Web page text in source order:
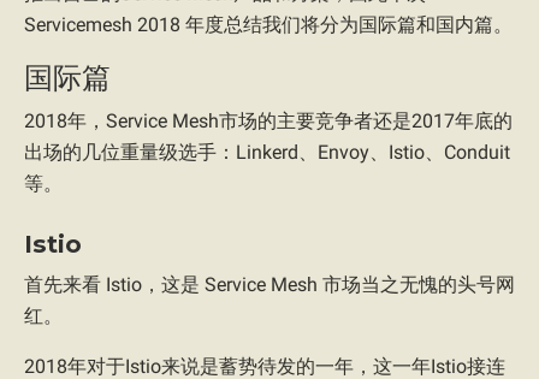
Servicemesh 2018 年度总结我们将分为国际篇和国内篇。
国际篇
2018年，Service Mesh市场的主要竞争者还是2017年底的
出场的几位重量级选手：Linkerd、Envoy、Istio、Conduit
等。
Istio
首先来看 Istio，这是 Service Mesh 市场当之无愧的头号网
红。
2018年对于Istio来说是蓄势待发的一年，这一年Istio接连